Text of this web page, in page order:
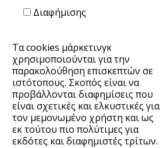
Διαφήμισης
Τα cookies μάρκετινγκ
χρησιμοποιούνται για την
παρακολούθηση επισκεπτών σε
ιστότοπους. Σκοπός είναι να
προβάλλονται διαφημίσεις που
είναι σχετικές και ελκυστικές για
τον μεμονωμένο χρήστη και ως
εκ τούτου πιο πολύτιμες για
εκδότες και διαφημιστές τρίτων.